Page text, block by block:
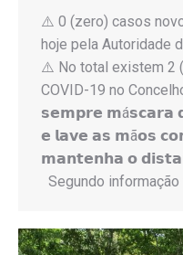
⚠️ 0 (zero) casos
hoje pela Autoridade
⚠️ No total existem 2
COVID-19 no
𝘀𝗲𝗺𝗽𝗿𝗲 𝗺á𝘀𝗰𝗮𝗿𝗮
𝗲 𝗹𝗮𝘃𝗲 𝗮𝘀 𝗺ã𝗼𝘀
𝗺𝗮𝗻𝘁𝗲𝗻𝗵𝗮 𝗼
Segundo informação